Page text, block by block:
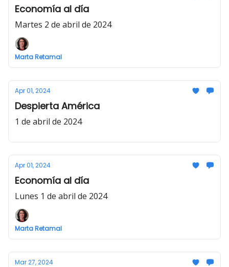
Economía al día
Martes 2 de abril de 2024
Marta Retamal
Apr 01, 2024
Despierta América
1 de abril de 2024
Apr 01, 2024
Economía al día
Lunes 1 de abril de 2024
Marta Retamal
Mar 27, 2024